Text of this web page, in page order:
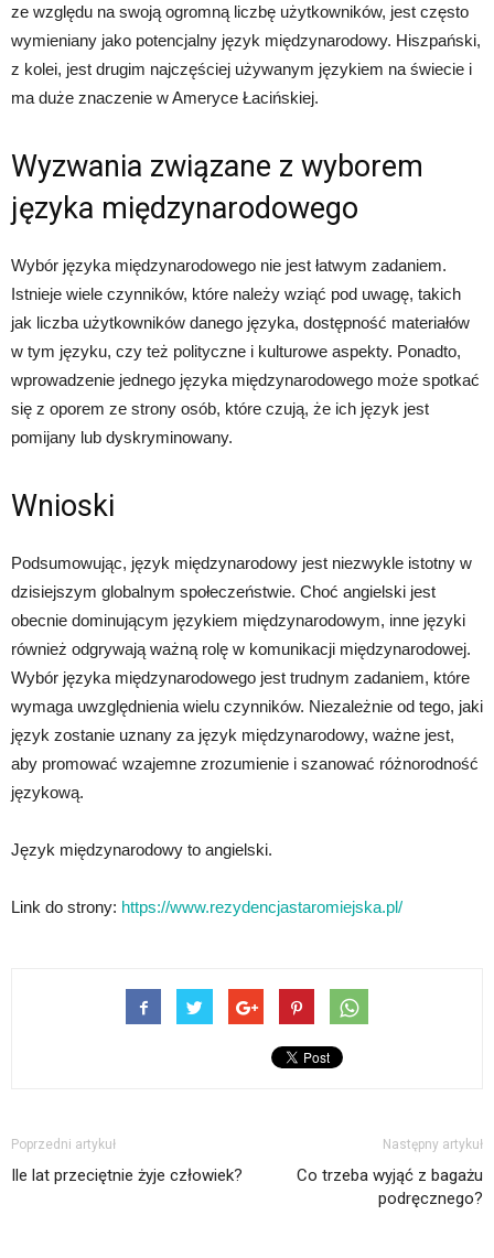
ze względu na swoją ogromną liczbę użytkowników, jest często
wymieniany jako potencjalny język międzynarodowy. Hiszpański,
z kolei, jest drugim najczęściej używanym językiem na świecie i
ma duże znaczenie w Ameryce Łacińskiej.
Wyzwania związane z wyborem
języka międzynarodowego
Wybór języka międzynarodowego nie jest łatwym zadaniem.
Istnieje wiele czynników, które należy wziąć pod uwagę, takich
jak liczba użytkowników danego języka, dostępność materiałów
w tym języku, czy też polityczne i kulturowe aspekty. Ponadto,
wprowadzenie jednego języka międzynarodowego może spotkać
się z oporem ze strony osób, które czują, że ich język jest
pomijany lub dyskryminowany.
Wnioski
Podsumowując, język międzynarodowy jest niezwykle istotny w
dzisiejszym globalnym społeczeństwie. Choć angielski jest
obecnie dominującym językiem międzynarodowym, inne języki
również odgrywają ważną rolę w komunikacji międzynarodowej.
Wybór języka międzynarodowego jest trudnym zadaniem, które
wymaga uwzględnienia wielu czynników. Niezależnie od tego, jaki
język zostanie uznany za język międzynarodowy, ważne jest,
aby promować wzajemne zrozumienie i szanować różnorodność
językową.
Język międzynarodowy to angielski.
Link do strony: https://www.rezydencjastaromiejska.pl/
Poprzedni artykuł
Ile lat przeciętnie żyje człowiek?
Następny artykuł
Co trzeba wyjąć z bagażu
podręcznego?